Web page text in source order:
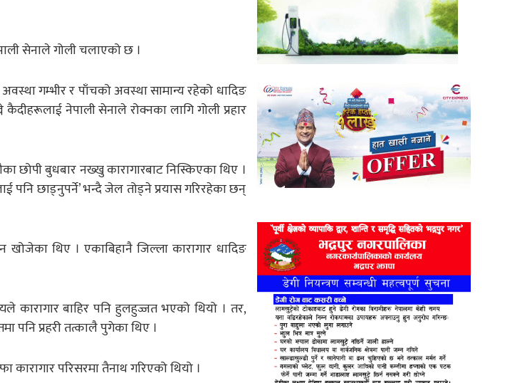
सेनाले गोली चलाएको छ ।
गम्भीर र पाँचको अवस्था सामान्य रहेको धादिङ
नेपाली सेनाले रोक्नका लागि गोली प्रहार
छोपी बुधबार नख्खु कारागारबाट निस्किएका थिए ।
छाड्नुपर्ने’ भन्दै जेल तोड्ने प्रयास गरिरहेका छन्‌
खोजेका थिए । एकाबिहानै जिल्ला कारागार धादिङ
कारागार बाहिर पनि हुलहुज्जत भएको थियो । तर,
पनि प्रहरी तत्कालै पुगेका थिए ।
परिसरमा तैनाथ गरिएको थियो ।